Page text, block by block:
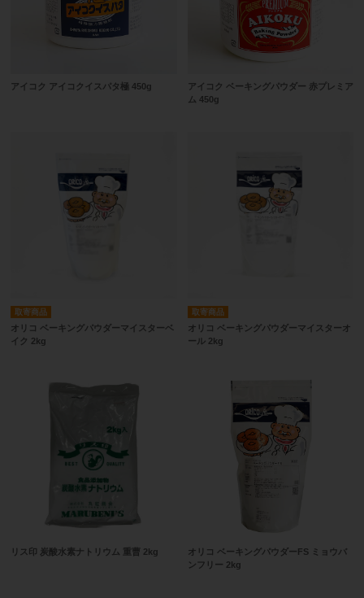
アイコク アイコクイスパタ極 450g
アイコク ベーキングパウダー 赤プレミア
ム 450g
取寄商品
オリコ ベーキングパウダーマイスターベ
イク 2kg
取寄商品
オリコ ベーキングパウダーマイスターオ
ール 2kg
リス印 炭酸水素ナトリウム 重曹 2kg
オリコ ベーキングパウダーFS ミョウバ
ンフリー 2kg